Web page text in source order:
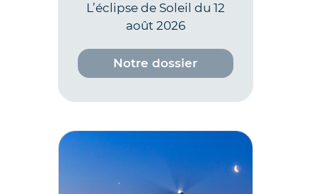
L’éclipse de Soleil du 12
août 2026
Notre dossier